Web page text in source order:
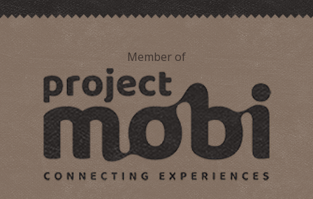
Member of